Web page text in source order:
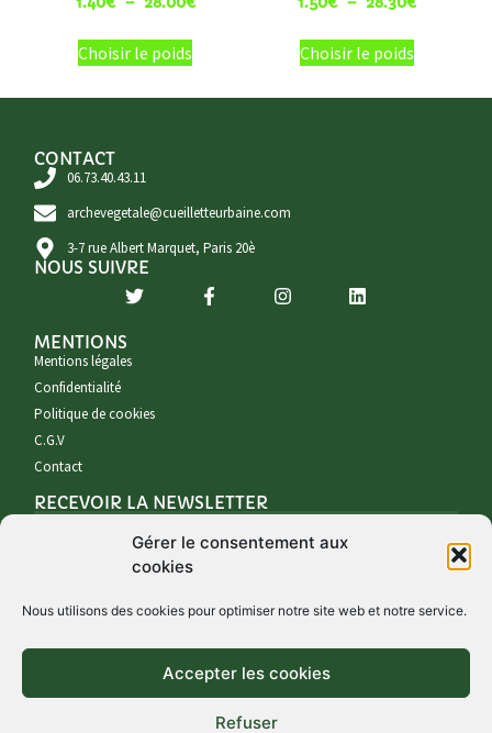
Gérer le consentement aux
cookies
Nous utilisons des cookies pour optimiser notre site web et notre service.
Accepter les cookies
Refuser
Choisir le poids Choisir le poids
CONTACT
06.73.40.43.11
archevegetale@cueilletteurbaine.com
3-7 rue Albert Marquet, Paris 20è
NOUS SUIVRE
MENTIONS
Mentions légales
Confidentialité
Politique de cookies
C.G.V
Contact
RECEVOIR LA NEWSLETTER
S'INSCRIRE À LA NEWSLETTER